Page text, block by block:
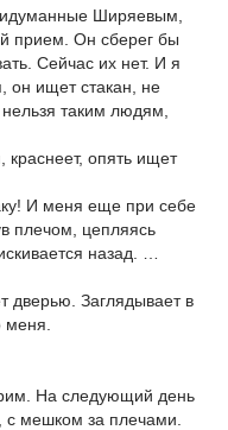
Ширяевым,
прием. Он сберег бы
Сейчас их нет. И я
он ищет стакан, не
таким людям,
краснеет, опять ищет
И меня еще при себе
плечом, цепляясь
назад. …
дверью. Заглядывает в
меня.
На следующий день
с мешком за плечами.